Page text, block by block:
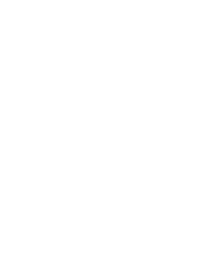
した安心・安全なユーザーです
の取引を完了させた実績があります
ビスでの取引実績があります
ね！